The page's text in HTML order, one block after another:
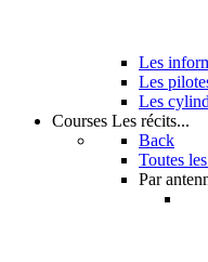
Les
Les
Les
Courses Les récits...
Back
Toutes
Par